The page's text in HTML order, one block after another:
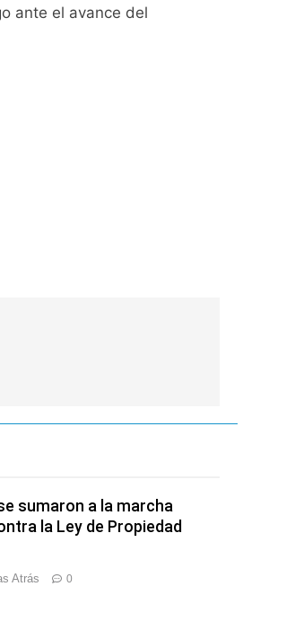
ante el avance del
sumaron a la marcha
la Ley de Propiedad
Atrás 0